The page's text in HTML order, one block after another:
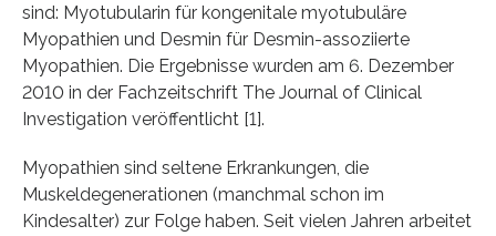
sind: Myotubularin für kongenitale myotubuläre
Myopathien und Desmin für Desmin-assoziierte
Myopathien. Die Ergebnisse wurden am 6. Dezember
2010 in der Fachzeitschrift The Journal of Clinical
Investigation veröffentlicht [1].
Myopathien sind seltene Erkrankungen, die
Muskeldegenerationen (manchmal schon im
Kindesalter) zur Folge haben. Seit vielen Jahren arbeitet